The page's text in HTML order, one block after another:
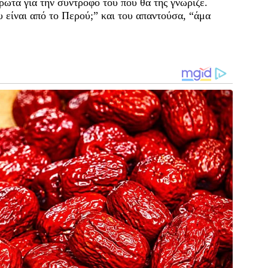
για την σύντροφό του που θα της γνώριζε.
είναι από το Περού;” και του απαντούσα, “άμα